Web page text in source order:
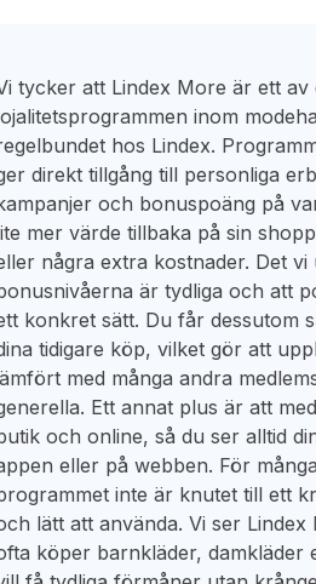
tycker att Lindex More är ett av
inom
hos Lindex.
direkt tillgång till personliga
och bonuspoäng på
mer värde tillbaka på sin
några extra kostnader. Det
är tydliga och att
konkret sätt. Du får dessutom
tidigare köp, vilket gör att
med många andra
Ett annat plus är att
och online, så du ser alltid
eller på webben. För
inte är knutet till ett
lätt att använda. Vi ser
köper barnkläder, damkläder